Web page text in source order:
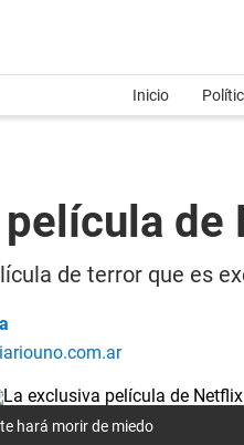
Inicio
de terror que es
hará morir de miedo